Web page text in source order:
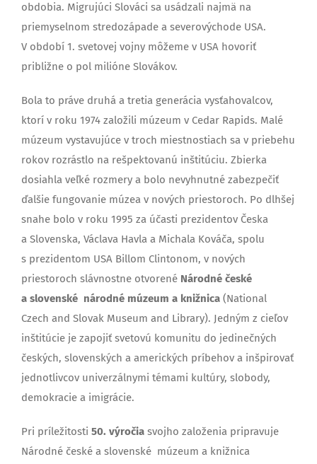
obdobia. Migrujúci Slováci sa usádzali najmä na
priemyselnom stredozápade a severovýchode USA.
V období 1. svetovej vojny môžeme v USA hovoriť
približne o pol milióne Slovákov.
Bola to práve druhá a tretia generácia vysťahovalcov,
ktorí v roku 1974 založili múzeum v Cedar Rapids. Malé
múzeum vystavujúce v troch miestnostiach sa v priebehu
rokov rozrástlo na rešpektovanú inštitúciu. Zbierka
dosiahla veľké rozmery a bolo nevyhnutné zabezpečiť
ďalšie fungovanie múzea v nových priestoroch. Po dlhšej
snahe bolo v roku 1995 za účasti prezidentov Česka
a Slovenska, Václava Havla a Michala Kováča, spolu
s prezidentom USA Billom Clintonom, v nových
priestoroch slávnostne otvorené Národné české
a slovenské národné múzeum a knižnica (National
Czech and Slovak Museum and Library). Jedným z cieľov
inštitúcie je zapojiť svetovú komunitu do jedinečných
českých, slovenských a amerických príbehov a inšpirovať
jednotlivcov univerzálnymi témami kultúry, slobody,
demokracie a imigrácie.
Pri príležitosti 50. výročia svojho založenia pripravuje
Národné české a slovenské múzeum a knižnica